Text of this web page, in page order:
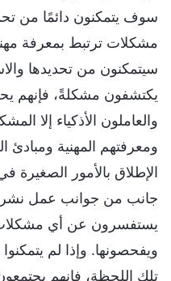
سوف يتمكنون دائمًا من
مشكلات ترتبط بمعرفة
سيتمكنون من تحديدها
يكتشفون مشكلةً، فإنهم
والعاملون الأذكياء إلا
ومعرفتهم المهنية ومبادئ
الإطلاق بالأمور الصغيرة
جانب من جوانب عمل نشر
يستفسرون عن أي مشكلات
ويفحصونها. وإذا لم
تلك اللحظة، فإنهم